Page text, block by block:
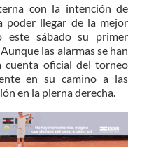
con la intención de
poder llegar de la mejor
este sábado su primer
las alarmas se han
cuenta oficial del torneo
en su camino a las
en la pierna derecha.